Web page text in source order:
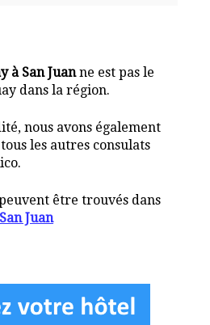
à San Juanne est pas le
dans la région.
nous avons également
les autres consulats
être trouvés dans
San Juan